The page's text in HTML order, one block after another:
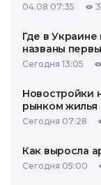
04.08 07:35
Где в
названы
Сегодня 13:05
Новостройки
рынком жилья
Сегодня 07:28
Как выросла
Сегодня 05:00